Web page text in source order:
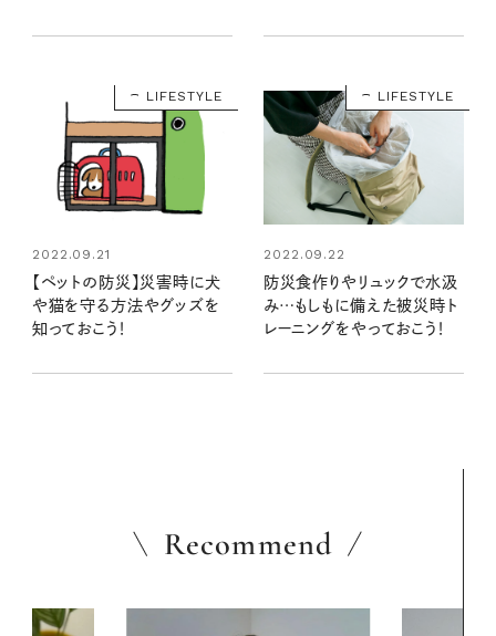
LIFESTYLE
2022.09.21
【ペットの防災】災害時に犬
や猫を守る方法やグッズを
知っておこう！
LIFESTYLE
2022.09.22
防災食作りやリュックで水汲
み…もしもに備えた被災時ト
レーニングをやっておこう！
Recommend